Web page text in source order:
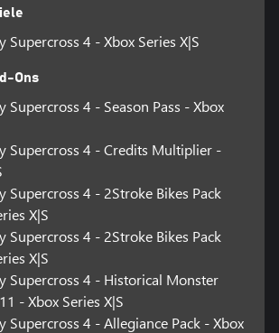
Supercross 4 - Xbox Series X|S
Ons
Supercross 4 - Season Pass - Xbox
Supercross 4 - Credits Multiplier -
Supercross 4 - 2Stroke Bikes Pack
X|S
Supercross 4 - 2Stroke Bikes Pack
X|S
Supercross 4 - Historical Monster
- Xbox Series X|S
Supercross 4 - Allegiance Pack - Xbox